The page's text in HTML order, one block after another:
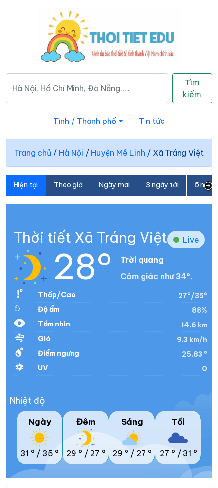
Tìm
kiếm
Tỉnh / Thành phố Tin tức
Trang chủ / Hà Nội / Huyện Mê Linh / Xã Tráng Việt
Hiện tại Theo giờ Ngày mai 3 ngày tới 5
Thời tiết Xã Tráng Việt Live
28°
Trời quang
Cảm giác như 34°.
Thấp/Cao
27°/35°
Độ ẩm
88%
Tầm nhìn
14.6 km
Gió
9.3 km/h
Điểm ngưng
25.83 °
UV
0
Nhiệt độ
Ngày
31 ° / 35 °
Đêm
29 ° / 27 °
Sáng
29 ° / 27 °
Tối
27 ° / 31 °